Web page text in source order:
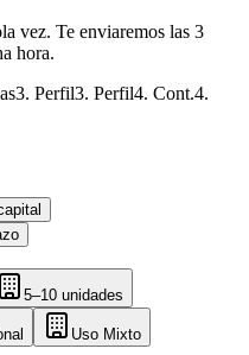
vez. Te enviaremos las 3
hora.
3. Perfil3. Perfil4. Cont.4.
5–10 unidades
Uso Mixto